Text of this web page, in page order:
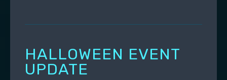
HALLOWEEN EVENT
UPDATE